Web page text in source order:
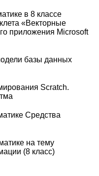
в 8 классе
«Векторные
приложения Microsoft
базы данных
Scratch.
Средства
на тему
(8 класс)